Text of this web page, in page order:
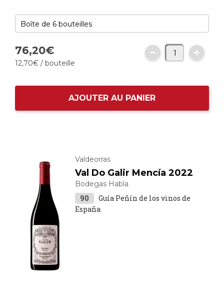
76,20€
12,70€ / bouteille
AJOUTER AU PANIER
Valdeorras
Val Do Galir Mencía 2022
Bodegas Habla
90
Guía Peñín de los vinos de
España